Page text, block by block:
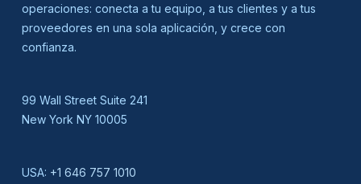
operaciones: conecta a tu equipo, a tus clientes y a tus
proveedores en una sola aplicación, y crece con
confianza.
99 Wall Street Suite 241
New York NY 10005
USA: +1 646 757 1010